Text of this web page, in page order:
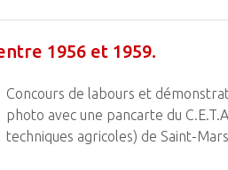
1956 et 1959.
Concours de labours et
photo avec une pancarte du
techniques agricoles) de Saint-